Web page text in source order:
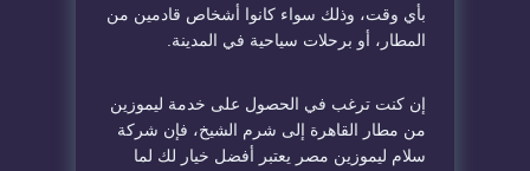
بأي وقت، وذلك سواء كانوا أشخاص قادمين من
المطار، أو برحلات سياحية في المدينة.
إن كنت ترغب في الحصول على خدمة ليموزين
من مطار القاهرة إلى شرم الشيخ، فإن شركة
سلام ليموزين مصر يعتبر أفضل خيار لك لما